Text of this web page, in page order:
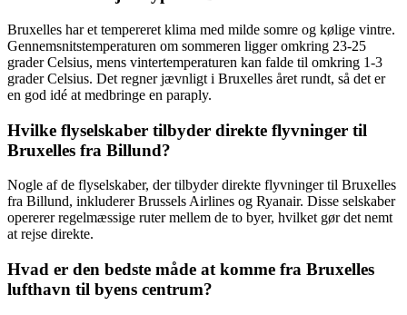
Bruxelles har et tempereret klima med milde somre og kølige vintre.
Gennemsnitstemperaturen om sommeren ligger omkring 23-25
grader Celsius, mens vintertemperaturen kan falde til omkring 1-3
grader Celsius. Det regner jævnligt i Bruxelles året rundt, så det er
en god idé at medbringe en paraply.
Hvilke flyselskaber tilbyder direkte flyvninger til
Bruxelles fra Billund?
Nogle af de flyselskaber, der tilbyder direkte flyvninger til Bruxelles
fra Billund, inkluderer Brussels Airlines og Ryanair. Disse selskaber
opererer regelmæssige ruter mellem de to byer, hvilket gør det nemt
at rejse direkte.
Hvad er den bedste måde at komme fra Bruxelles
lufthavn til byens centrum?